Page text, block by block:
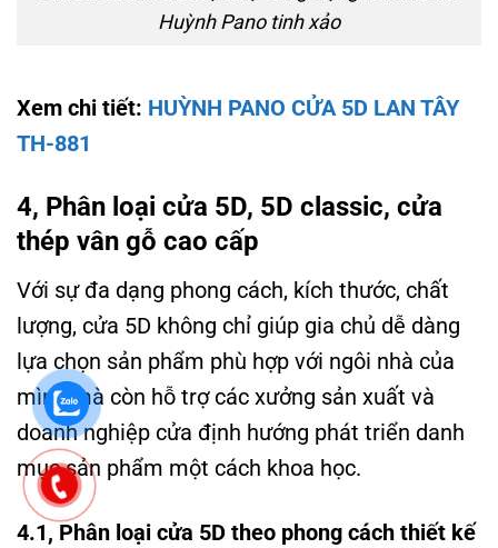
Huỳnh Pano tinh xảo
Xem chi tiết: HUỲNH PANO CỬA 5D LAN TÂY
TH-881
4, Phân loại cửa 5D, 5D classic, cửa
thép vân gỗ cao cấp
Với sự đa dạng phong cách, kích thước, chất
lượng, cửa 5D không chỉ giúp gia chủ dễ dàng
lựa chọn sản phẩm phù hợp với ngôi nhà của
mình mà còn hỗ trợ các xưởng sản xuất và
doanh nghiệp cửa định hướng phát triển danh
mục sản phẩm một cách khoa học.
4.1, Phân loại cửa 5D theo phong cách thiết kế